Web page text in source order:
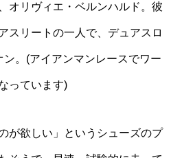
オリヴィエ・ベルンハルド。彼
スリートの一人で、デュアスロ
。(アイアンマンレースでワー
っています)
が欲しい」というシューズのプ